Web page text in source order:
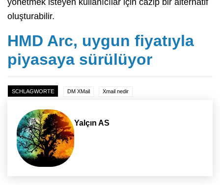
oluşturabilir.
HMD Arc, uygun fiyatıyla
piyasaya sürülüyor
SCHLAGWORTE DM XMail Xmail nedir
Yalçın AS